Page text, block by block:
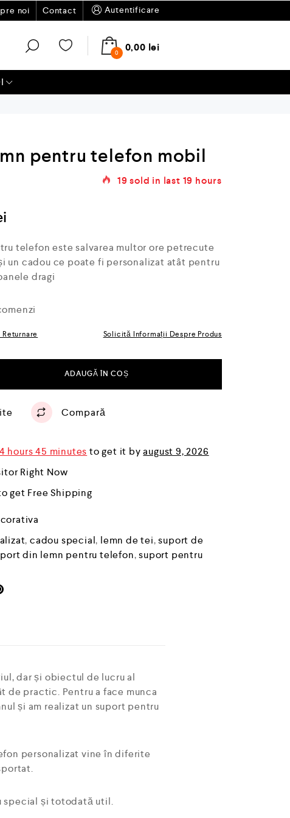
noi Contact Autentificare
0 0,00 lei
pentru telefon mobil
19 sold in last 19 hours
telefon este salvarea multor ore petrecute
un cadou ce poate fi personalizat atât pentru
dragi
Solicită Informații Despre Produs
ADAUGĂ ÎN COȘ
Compară
hours 44 minutes to get it byaugust 9, 2026
Right Now
get Free Shipping
,cadou special, lemn de tei,suport de
din lemn pentru telefon,suport pentru
dar și obiectul de lucru al
practic. Pentru a face munca
și am realizat un suport pentru
personalizat vine în diferite
special și totodată util.